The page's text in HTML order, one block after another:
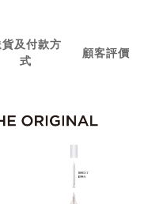
及付款方
式
顧客評價